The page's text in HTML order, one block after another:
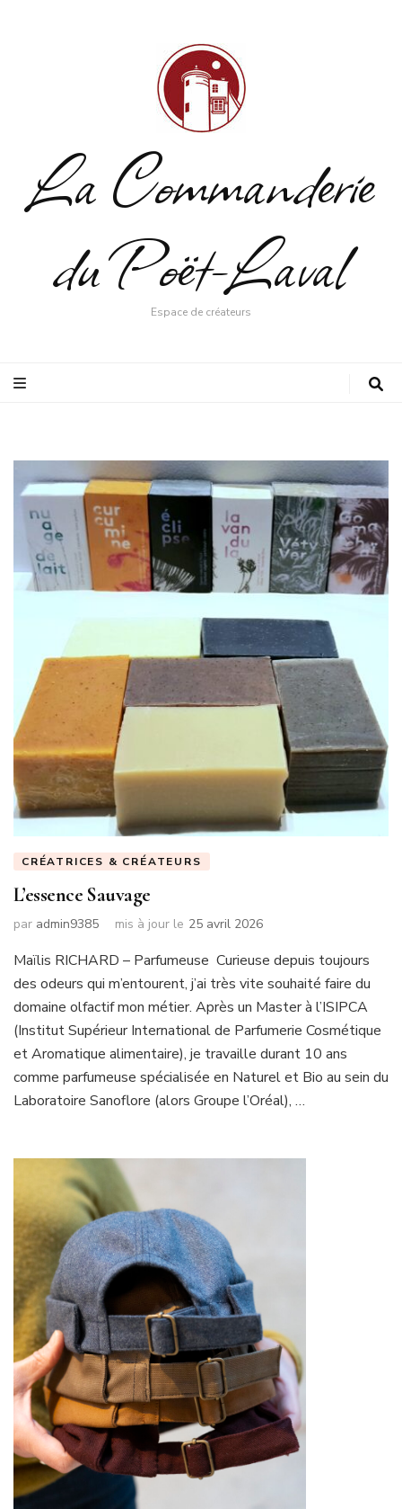
La Commanderie
du Poët-Laval
Espace de créateurs
CRÉATRICES & CRÉATEURS
L’essence Sauvage
par admin9385 mis à jour le 25 avril 2026
Maïlis RICHARD – Parfumeuse Curieuse depuis toujours
des odeurs qui m’entourent, j’ai très vite souhaité faire du
domaine olfactif mon métier. Après un Master à l’ISIPCA
(Institut Supérieur International de Parfumerie Cosmétique
et Aromatique alimentaire), je travaille durant 10 ans
comme parfumeuse spécialisée en Naturel et Bio au sein du
Laboratoire Sanoflore (alors Groupe l’Oréal), …